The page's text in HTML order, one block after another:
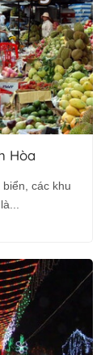
Hòa
các khu